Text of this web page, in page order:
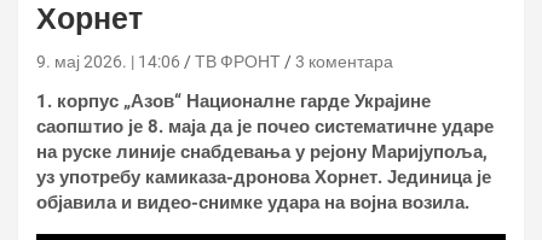
Хорнет
9. мај 2026. | 14:06 ТВ ФРОНТ 3 коментара
1. корпус „Азов“ Националне гарде Украјине
саопштио је 8. маја да је почео систематичне ударе
на руске линије снабдевања у рејону Маријупоља,
уз употребу камиказа-дронова Хорнет. Јединица је
објавила и видео-снимке удара на војна возила.